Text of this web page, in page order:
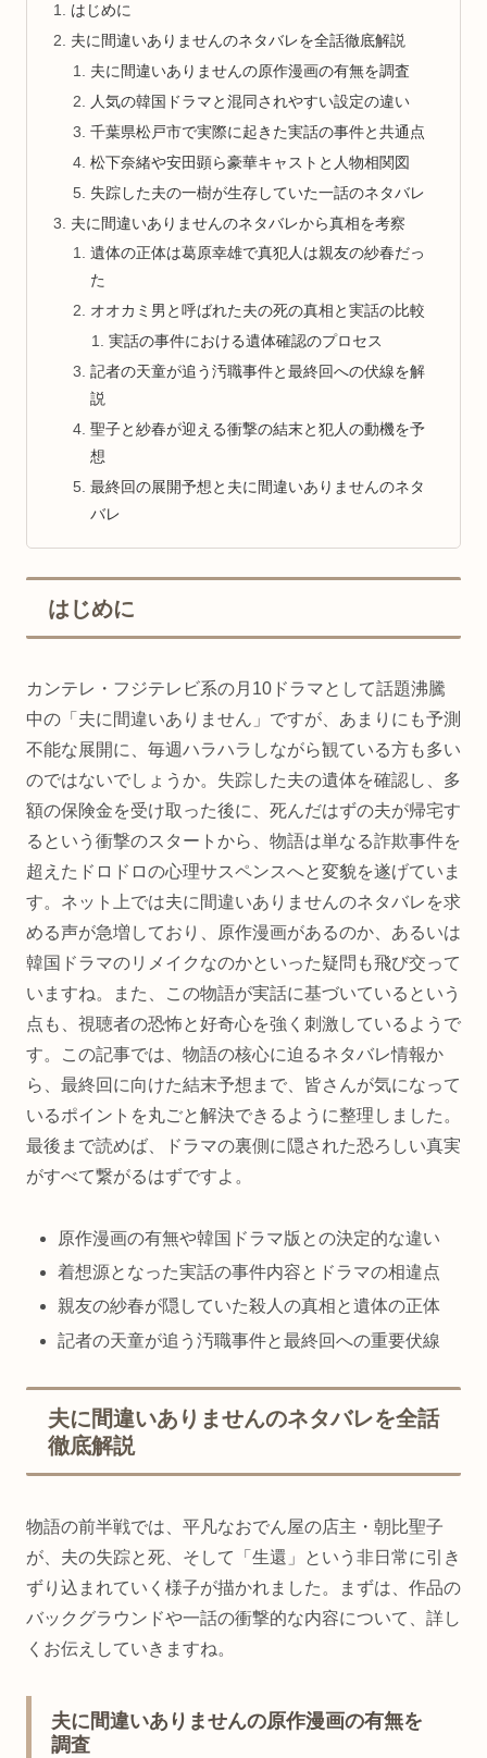
はじめに
夫に間違いありませんのネタバレを全話徹底解説
夫に間違いありませんの原作漫画の有無を調査
人気の韓国ドラマと混同されやすい設定の違い
千葉県松戸市で実際に起きた実話の事件と共通点
松下奈緒や安田顕ら豪華キャストと人物相関図
失踪した夫の一樹が生存していた一話のネタバレ
夫に間違いありませんのネタバレから真相を考察
遺体の正体は葛原幸雄で真犯人は親友の紗春だっ
た
オオカミ男と呼ばれた夫の死の真相と実話の比較
実話の事件における遺体確認のプロセス
記者の天童が追う汚職事件と最終回への伏線を解
説
聖子と紗春が迎える衝撃の結末と犯人の動機を予
想
最終回の展開予想と夫に間違いありませんのネタ
バレ
はじめに
カンテレ・フジテレビ系の月10ドラマとして話題沸騰
中の「夫に間違いありません」ですが、あまりにも予測
不能な展開に、毎週ハラハラしながら観ている方も多い
のではないでしょうか。失踪した夫の遺体を確認し、多
額の保険金を受け取った後に、死んだはずの夫が帰宅す
るという衝撃のスタートから、物語は単なる詐欺事件を
超えたドロドロの心理サスペンスへと変貌を遂げていま
す。ネット上では夫に間違いありませんのネタバレを求
める声が急増しており、原作漫画があるのか、あるいは
韓国ドラマのリメイクなのかといった疑問も飛び交って
いますね。また、この物語が実話に基づいているという
点も、視聴者の恐怖と好奇心を強く刺激しているようで
す。この記事では、物語の核心に迫るネタバレ情報か
ら、最終回に向けた結末予想まで、皆さんが気になって
いるポイントを丸ごと解決できるように整理しました。
最後まで読めば、ドラマの裏側に隠された恐ろしい真実
がすべて繋がるはずですよ。
原作漫画の有無や韓国ドラマ版との決定的な違い
着想源となった実話の事件内容とドラマの相違点
親友の紗春が隠していた殺人の真相と遺体の正体
記者の天童が追う汚職事件と最終回への重要伏線
夫に間違いありませんのネタバレを全話
徹底解説
物語の前半戦では、平凡なおでん屋の店主・朝比聖子
が、夫の失踪と死、そして「生還」という非日常に引き
ずり込まれていく様子が描かれました。まずは、作品の
バックグラウンドや一話の衝撃的な内容について、詳し
くお伝えしていきますね。
夫に間違いありませんの原作漫画の有無を
調査